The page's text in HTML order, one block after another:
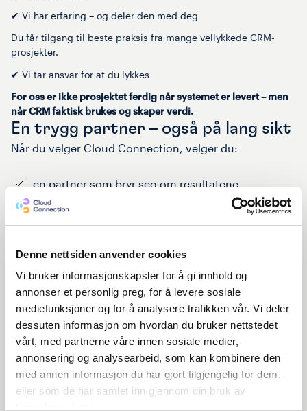
Denne nettsiden anvender cookies
Vi bruker informasjonskapsler for å gi innhold og
annonser et personlig preg, for å levere sosiale
mediefunksjoner og for å analysere trafikken vår. Vi deler
dessuten informasjon om hvordan du bruker nettstedet
vårt, med partnerne våre innen sosiale medier,
annonsering og analysearbeid, som kan kombinere den
med annen informasjon du har gjort tilgjengelig for dem,
eller som de har samlet inn gjennom din bruk av
✔ Vi har erfaring – og deler den med deg
Du får tilgang til beste praksis fra mange vellykkede CRM-
prosjekter.
✔ Vi tar ansvar for at du lykkes
For oss er ikke prosjektet ferdig når systemet er levert – men
når CRM faktisk brukes og skaper verdi.
En trygg partner – også på lang sikt
Når du velger Cloud Connection, velger du:
en partner som bryr seg om resultatene
en strukturert, men fleksibel tilnærming
dem